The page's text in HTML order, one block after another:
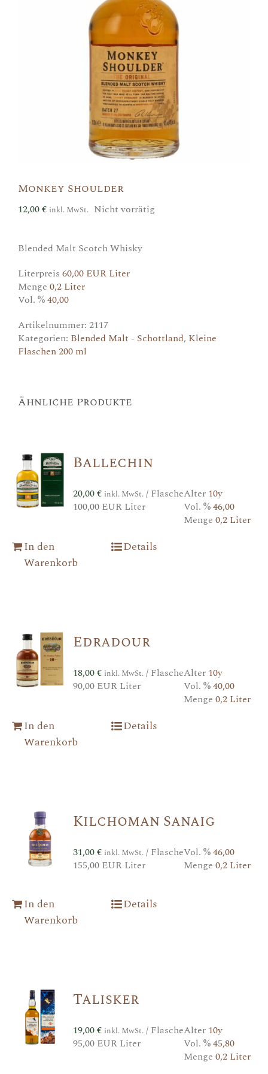
Monkey Shoulder
12,00€ inkl. MwSt. Nicht vorrätig
Blended Malt Scotch Whisky
Literpreis 60,00 EUR Liter
Menge 0,2 Liter
Vol. %40,00
Artikelnummer: 2117
Kategorien: Blended Malt - Schottland, Kleine
Flaschen 200 ml
Ähnliche Produkte
Ballechin
20,00€ inkl. MwSt./ Flasche
100,00 EUR Liter
Alter 10y
Vol. %46,00
Menge 0,2 Liter
In den
Warenkorb
Details
Edradour
18,00€ inkl. MwSt./ Flasche
90,00 EUR Liter
Alter 10y
Vol. %40,00
Menge 0,2 Liter
In den
Warenkorb
Details
Kilchoman Sanaig
31,00€ inkl. MwSt./ Flasche
155,00 EUR Liter
Vol. %46,00
Menge 0,2 Liter
In den
Warenkorb
Details
Talisker
19,00€ inkl. MwSt./ Flasche
95,00 EUR Liter
Alter 10y
Vol. %45,80
Menge 0,2 Liter